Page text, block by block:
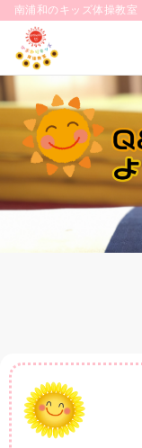
南浦和のキッズ体操教室